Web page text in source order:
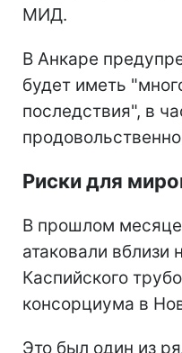
МИД.
В Анкаре
будет иметь
последствия", в
Риски для
В прошлом
атаковали вблизи
Каспийского
консорциума в
Это был один из